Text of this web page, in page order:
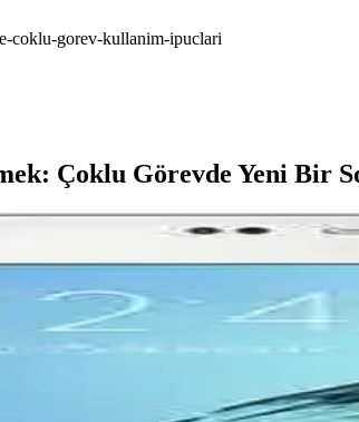
coklu-gorev-kullanim-ipuclari
Çoklu Görevde Yeni Bir